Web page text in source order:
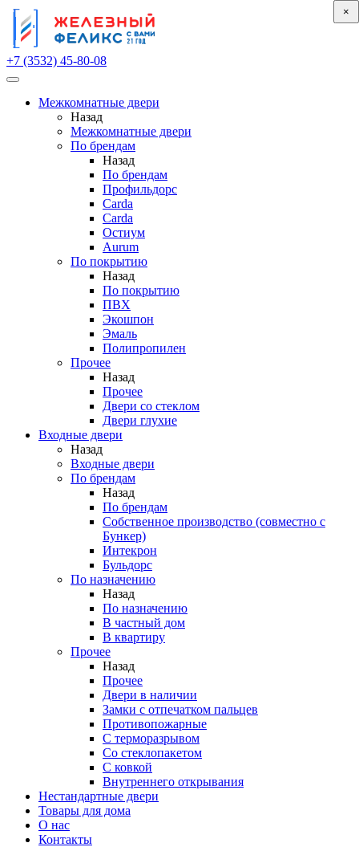
+7 (3532) 45-80-08
Межкомнатные двери
Назад
Межкомнатные двери
По брендам
Назад
По брендам
Профильдорс
Carda
Carda
Остиум
Aurum
По покрытию
Назад
По покрытию
ПВХ
Экошпон
Эмаль
Полипропилен
Прочее
Назад
Прочее
Двери со стеклом
Двери глухие
Входные двери
Назад
Входные двери
По брендам
Назад
По брендам
Собственное производство (совместно с
Бункер)
Интекрон
Бульдорс
По назначению
Назад
По назначению
В частный дом
В квартиру
Прочее
Назад
Прочее
Двери в наличии
Замки с отпечатком пальцев
Противопожарные
С терморазрывом
Со стеклопакетом
С ковкой
Внутреннего открывания
Нестандартные двери
Товары для дома
О нас
Контакты
×
×